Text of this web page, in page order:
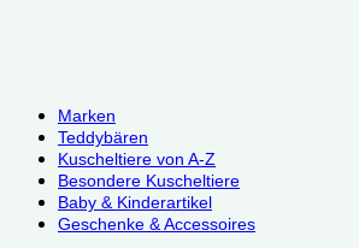
Marken
Teddybären
Kuscheltiere von A-Z
Besondere Kuscheltiere
Baby & Kinderartikel
Geschenke & Accessoires